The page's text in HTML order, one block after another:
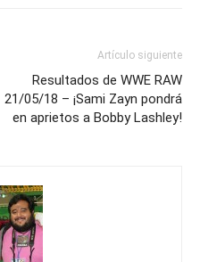
Artículo siguiente
Resultados de WWE RAW
21/05/18 – ¡Sami Zayn pondrá
en aprietos a Bobby Lashley!